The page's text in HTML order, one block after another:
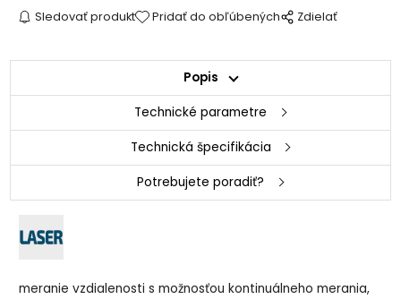
Sledovať produkt Pridať do obľúbených Zdielať
Popis
Technické parametre
Technická špecifikácia
Potrebujete poradiť?
meranie vzdialenosti s možnosťou kontinuálneho merania,